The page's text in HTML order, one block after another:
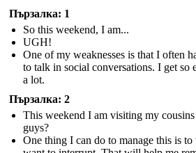
Пързалка: 1
So this weekend, I am...
UGH!
One of my weaknesses is that I often
to talk in social conversations. I get
a lot.
Пързалка: 2
This weekend I am visiting my
guys?
One thing I can do to manage this is